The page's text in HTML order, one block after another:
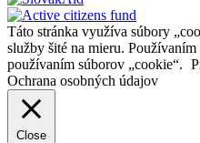
Táto stránka využíva súbory
služby šité na mieru.
používaním súborov „cookie“.
Ochrana osobných údajov
Close